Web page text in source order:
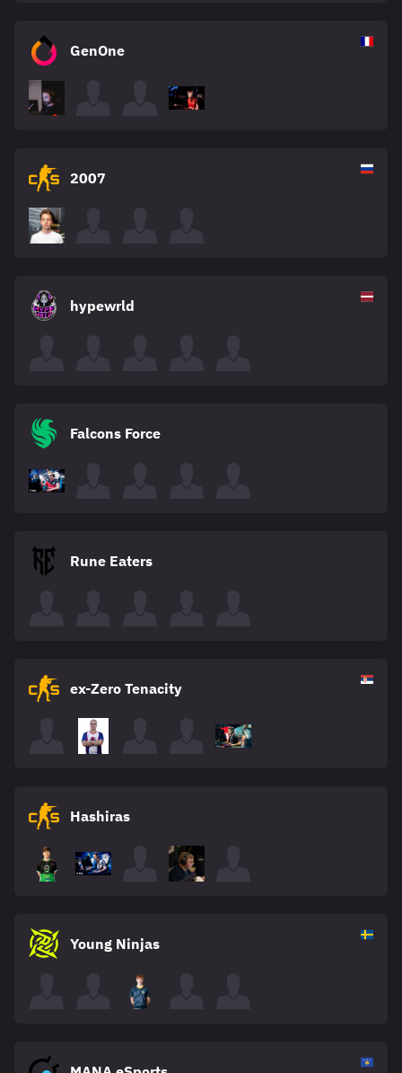
GenOne
2007
hypewrld
Falcons Force
Rune Eaters
ex-Zero Tenacity
Hashiras
Young Ninjas